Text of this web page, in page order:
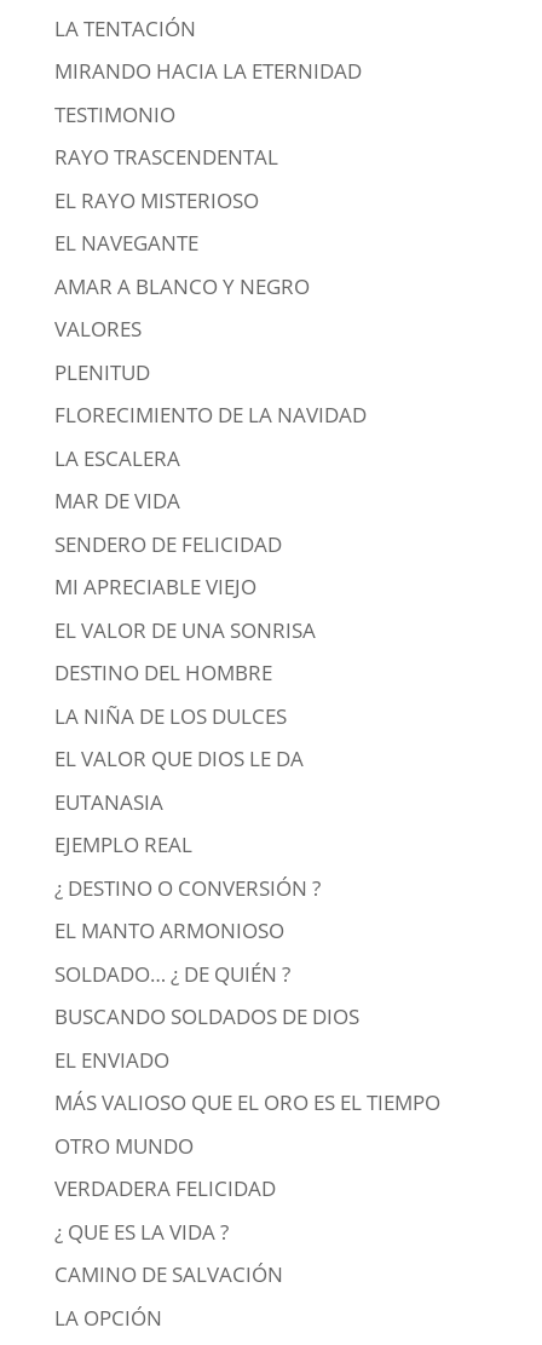
LA TENTACIÓN
MIRANDO HACIA LA ETERNIDAD
TESTIMONIO
RAYO TRASCENDENTAL
EL RAYO MISTERIOSO
EL NAVEGANTE
AMAR A BLANCO Y NEGRO
VALORES
PLENITUD
FLORECIMIENTO DE LA NAVIDAD
LA ESCALERA
MAR DE VIDA
SENDERO DE FELICIDAD
MI APRECIABLE VIEJO
EL VALOR DE UNA SONRISA
DESTINO DEL HOMBRE
LA NIÑA DE LOS DULCES
EL VALOR QUE DIOS LE DA
EUTANASIA
EJEMPLO REAL
¿ DESTINO O CONVERSIÓN ?
EL MANTO ARMONIOSO
SOLDADO… ¿ DE QUIÉN ?
BUSCANDO SOLDADOS DE DIOS
EL ENVIADO
MÁS VALIOSO QUE EL ORO ES EL TIEMPO
OTRO MUNDO
VERDADERA FELICIDAD
¿ QUE ES LA VIDA ?
CAMINO DE SALVACIÓN
LA OPCIÓN